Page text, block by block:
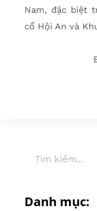
Nam, đặc biệt
cổ Hội An và
Danh mục: